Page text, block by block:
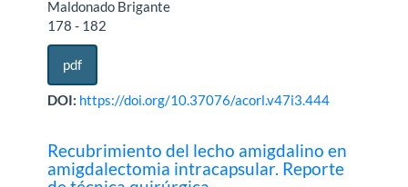
Maldonado Brigante
178 - 182
pdf
DOI: https://doi.org/10.37076/acorl.v47i3.444
Recubrimiento del lecho amigdalino en
amigdalectomia intracapsular. Reporte